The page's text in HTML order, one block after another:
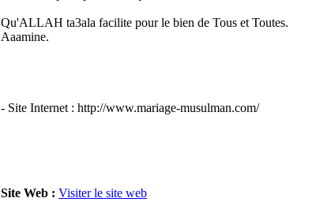
Qu'ALLAH ta3ala facilite pour le bien de Tous et Toutes.
Aaamine.
- Site Internet : http://www.mariage-musulman.com/
Site Web : Visiter le site web